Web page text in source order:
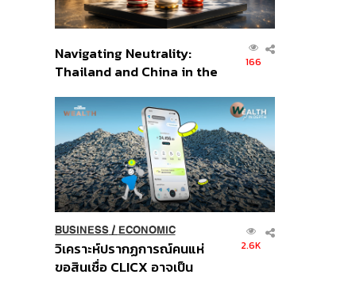
Navigating Neutrality:
Thailand and China in the
Order
166
BUSINESS/ ECONOMIC
วิเคราะห์ปรากฏการณ์คนแห่
ขอสินเชื่อ CLICX อาจเป็น
2.6K